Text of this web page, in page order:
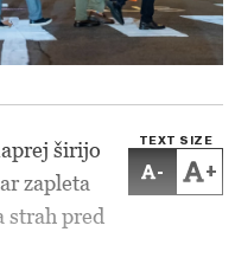
TEXT SIZE
- +
širijo
zapleta
strah pred